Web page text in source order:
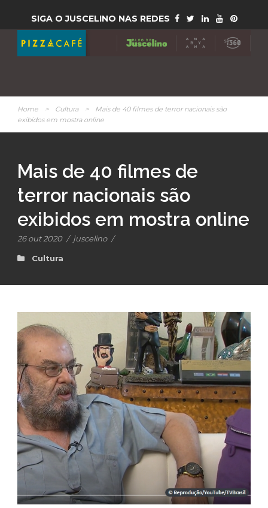
SIGA O JUSCELINO NAS REDES
Home > Cultura >
Mais de 40 filmes de terror nacionais são
exibidos em mostra online
Mais de 40 filmes de
terror nacionais são
exibidos em mostra online
26 out 2020 / juscelino /
Cultura